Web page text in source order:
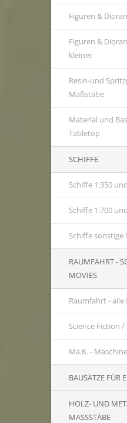
Figuren &
Figuren &
kleiner
Resin-und
Maßstäbe
Material und
Tabletop
SCHIFFE
Schiffe 1:350
Schiffe 1:700
Schiffe sonstige
RAUMFAHRT -
MOVIES
Raumfahrt -
Science Fiction
Ma.K. -
BAUSÄTZE FÜR
HOLZ- UND
MASSSTÄBE